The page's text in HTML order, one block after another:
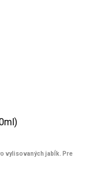
vylisovaných jabĺk. Pre